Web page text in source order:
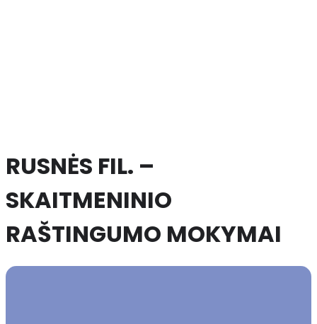
RUSNĖS FIL. –
SKAITMENINIO
RAŠTINGUMO MOKYMAI